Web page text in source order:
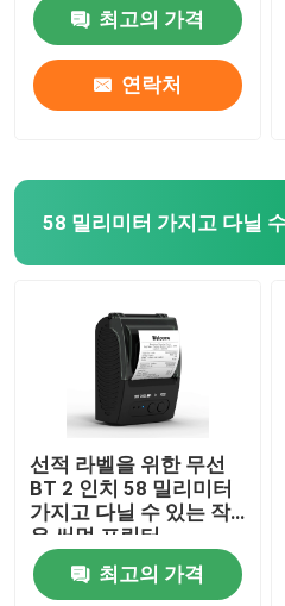
최고의 가격
연락처
선적 라벨을 위한 무선
BT 2 인치 58 밀리미터
가지고 다닐 수 있는 작
은 써멀 프린터
최고의 가격